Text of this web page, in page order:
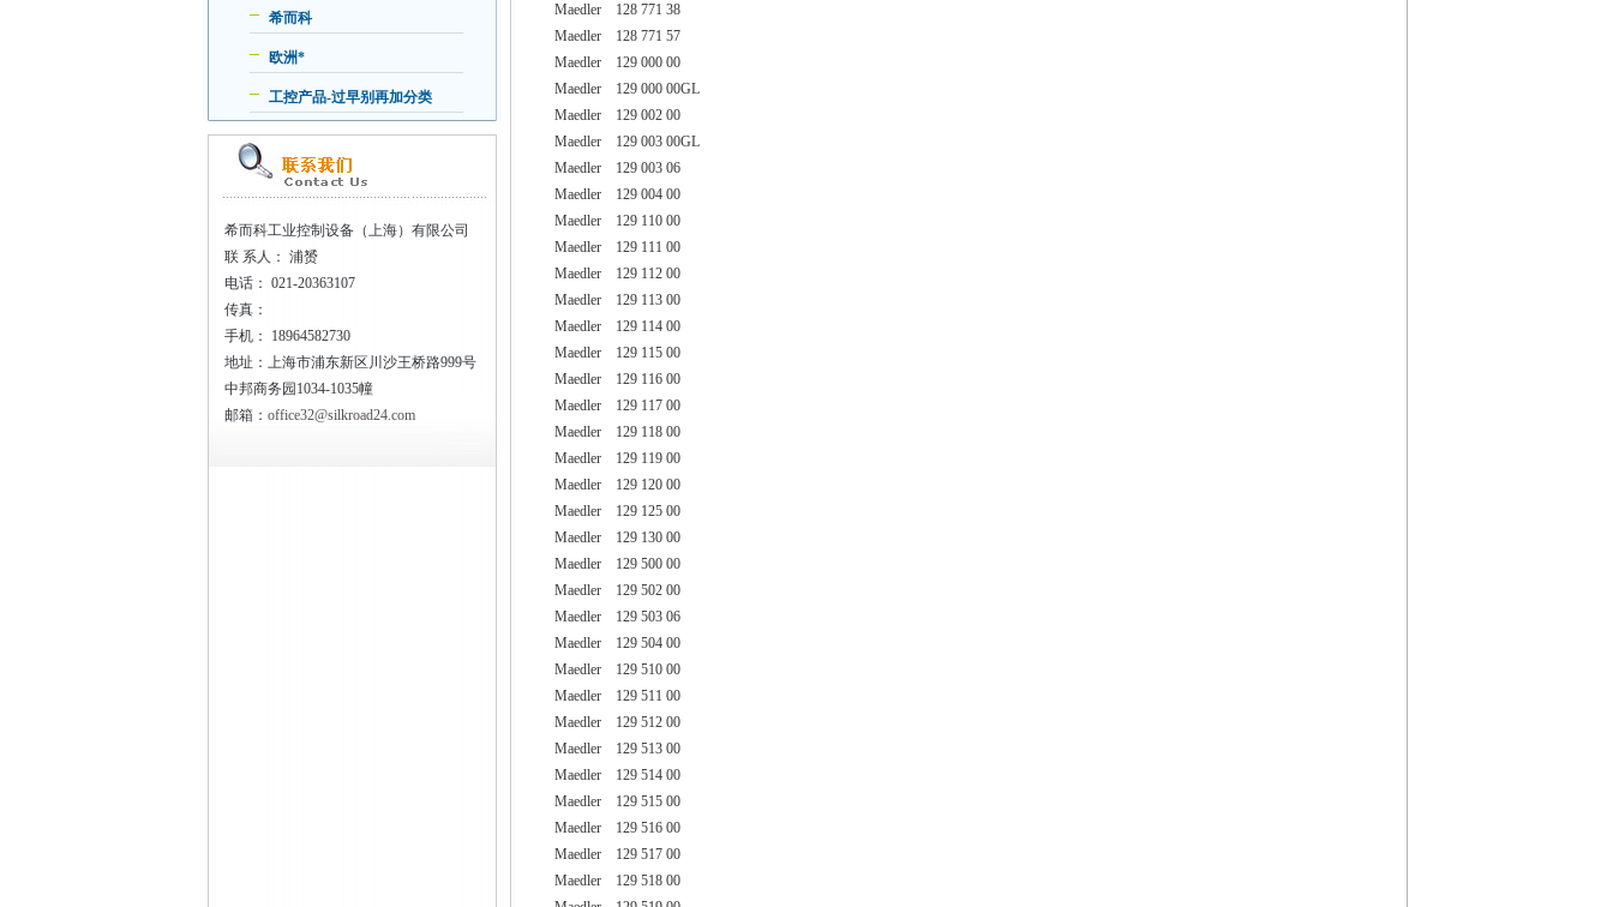
希而科
欧洲*
工控产品-过早别再加分类
希而科工业控制设备（上海）有限公司
联 系人： 浦赟
电话： 021-20363107
传真：
手机：
18964582730
地址：上海市浦东新区川沙王桥路999号
中邦商务园1034-1035幢
邮箱： office32@silkroad24.com
Maedler 128 771 38
Maedler 128 771 57
Maedler 129 000 00
Maedler 129 000 00GL
Maedler 129 002 00
Maedler 129 003 00GL
Maedler 129 003 06
Maedler 129 004 00
Maedler 129 110 00
Maedler 129 111 00
Maedler 129 112 00
Maedler 129 113 00
Maedler 129 114 00
Maedler 129 115 00
Maedler 129 116 00
Maedler 129 117 00
Maedler 129 118 00
Maedler 129 119 00
Maedler 129 120 00
Maedler 129 125 00
Maedler 129 130 00
Maedler 129 500 00
Maedler 129 502 00
Maedler 129 503 06
Maedler 129 504 00
Maedler 129 510 00
Maedler 129 511 00
Maedler 129 512 00
Maedler 129 513 00
Maedler 129 514 00
Maedler 129 515 00
Maedler 129 516 00
Maedler 129 517 00
Maedler 129 518 00